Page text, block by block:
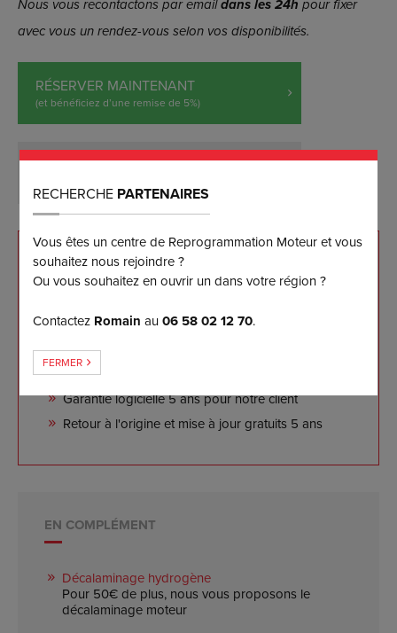
Nous vous recontactons par emaildans les 24h pour fixer
avec vous un rendez-vous selon vos disponibilités.
RÉSERVER MAINTENANT
(et bénéficiez d’une remise de 5%)
NOS ENGAGEMENTS
Reprogrammation sur mesure effectuée sur banc
Les meilleurs résultats disponibles sur le marché à
ce jour
Garantie logicielle 5 ans pour notre client
Retour à l'origine et mise à jour gratuits 5 ans
EN COMPLÉMENT
Décalaminage hydrogène
Pour 50€ de plus, nous vous proposons le
décalaminage moteur
RECHERCHE PARTENAIRES
Vous êtes un centre de Reprogrammation Moteur et vous
souhaitez nous rejoindre ?
Ou vous souhaitez en ouvrir un dans votre région ?
Contactez Romain au06 58 02 12 70.
FERMER